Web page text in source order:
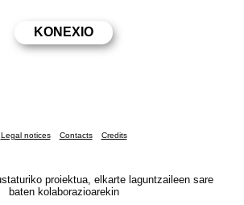
Legal notices Contacts Credits
proiektua, elkarte laguntzaileen sare
baten kolaborazioarekin